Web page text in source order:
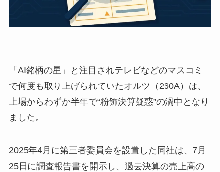
「AI銘柄の星」と注目されテレビなどのマスコミ
で何度も取り上げられていたオルツ（260A）は、
上場からわずか半年で“粉飾決算疑惑”の渦中となり
ました。
2025年4月に第三者委員会を設置した同社は、7月
25日に調査報告書を開示し、過去決算の売上高の